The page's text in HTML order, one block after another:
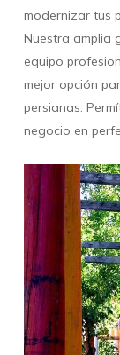
modernizar tus
Nuestra amplia
equipo
mejor opción
persianas.
negocio en